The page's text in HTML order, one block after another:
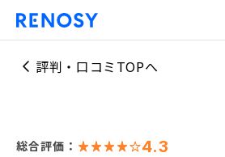
評判・口コミTOPへ
総合評価： 4.3